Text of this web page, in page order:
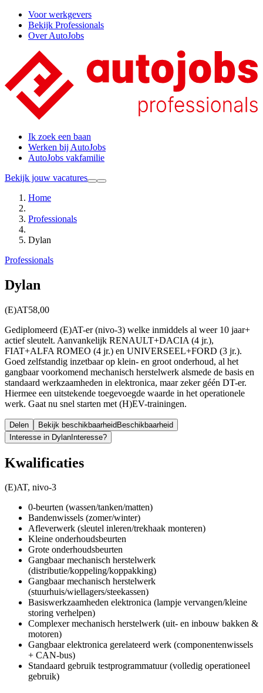
Voor werkgevers
Bekijk Professionals
Over AutoJobs
Ik zoek een baan
Werken bij AutoJobs
AutoJobs vakfamilie
Bekijk jouw vacatures
Home
Professionals
Dylan
Professionals
Dylan
(E)AT58,00
Gediplomeerd (E)AT-er (nivo-3) welke inmiddels al weer 10 jaar+
actief sleutelt. Aanvankelijk RENAULT+DACIA (4 jr.),
FIAT+ALFA ROMEO (4 jr.) en UNIVERSEEL+FORD (3 jr.).
Goed zelfstandig inzetbaar op klein- en groot onderhoud, al het
gangbaar voorkomend mechanisch herstelwerk alsmede de basis en
standaard werkzaamheden in elektronica, maar zeker géén DT-er.
Hiermee een uitstekende toegevoegde waarde in het operationele
werk. Gaat nu snel starten met (H)EV-trainingen.
Delen Bekijk beschikbaarheidBeschikbaarheid
Interesse in DylanInteresse?
Kwalificaties
(E)AT, nivo-3
0-beurten (wassen/tanken/matten)
Bandenwissels (zomer/winter)
Afleverwerk (sleutel inleren/trekhaak monteren)
Kleine onderhoudsbeurten
Grote onderhoudsbeurten
Gangbaar mechanisch herstelwerk
(distributie/koppeling/koppakking)
Gangbaar mechanisch herstelwerk
(stuurhuis/wiellagers/steekassen)
Basiswerkzaamheden elektronica (lampje vervangen/kleine
storing verhelpen)
Complexer mechanisch herstelwerk (uit- en inbouw bakken &
motoren)
Gangbaar elektronica gerelateerd werk (componentenwissels
+ CAN-bus)
Standaard gebruik testprogrammatuur (volledig operationeel
gebruik)